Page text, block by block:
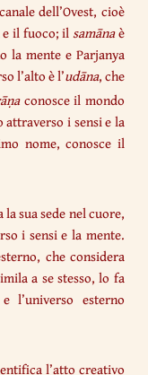
dell’Ovest, cioè
e il fuoco; ilsamānaè
la mente e Parjanya
l’alto è l’udāna, che
conosce il mondo
attraverso i sensi e la
nome, conosce il
sua sede nel cuore,
i sensi e la mente.
che considera
a se stesso, lo fa
l’universo esterno
l’atto creativo